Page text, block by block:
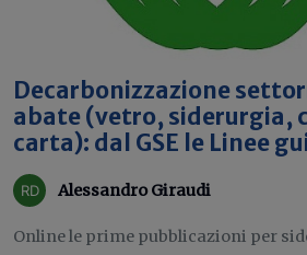
Decarbonizzazione
abate (vetro, siderurgia,
carta): dal GSE le Linee
Alessandro Giraudi
Online le prime pubblicazioni per